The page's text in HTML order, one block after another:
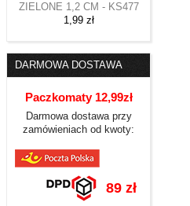
ZIELONE 1,2 CM - KS477
1,99 zł
DARMOWA DOSTAWA
Paczkomaty 12,99zł
Darmowa dostawa przy
zamówieniach od kwoty:
89 zł